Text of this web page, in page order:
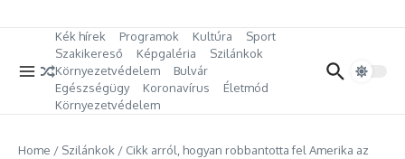
Kék hírek Programok Kultúra
Sport
Szakikereső
Képgaléria
Szilánkok
Környezetvédelem
Bulvár
Egészségügy
Koronavírus
Életmód
Környezetvédelem
Home / Szilánkok / Cikk arról, hogyan robbantotta fel Amerika az